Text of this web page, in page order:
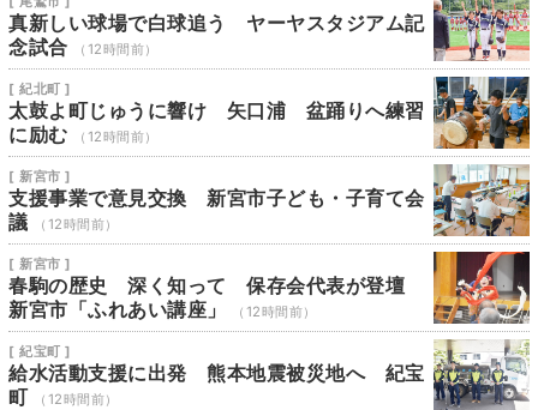
真新しい球場で白球追う ヤーヤスタジアム記
念試合
（12時間前）
[ 紀北町 ]
太鼓よ町じゅうに響け 矢口浦 盆踊りへ練習
に励む
（12時間前）
[ 新宮市 ]
支援事業で意見交換 新宮市子ども・子育て会
議
（12時間前）
[ 新宮市 ]
春駒の歴史 深く知って 保存会代表が登壇
新宮市「ふれあい講座」
（12時間前）
[ 紀宝町 ]
給水活動支援に出発 熊本地震被災地へ 紀宝
町
（12時間前）